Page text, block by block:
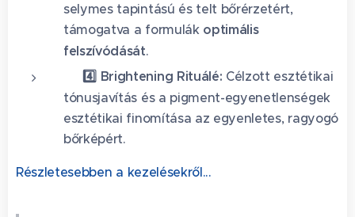
selymes tapintású és telt bőrérzetért,
támogatva a formulák optimális
felszívódását.
4️⃣ Brightening Rituálé: Célzott esztétikai
tónusjavítás és a pigment-egyenetlenségek
esztétikai finomítása az egyenletes, ragyogó
bőrképért.
Részletesebben a kezelésekről...